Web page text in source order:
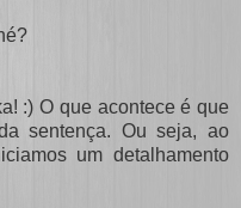
:) O que acontece é que
sentença. Ou seja, ao
um detalhamento